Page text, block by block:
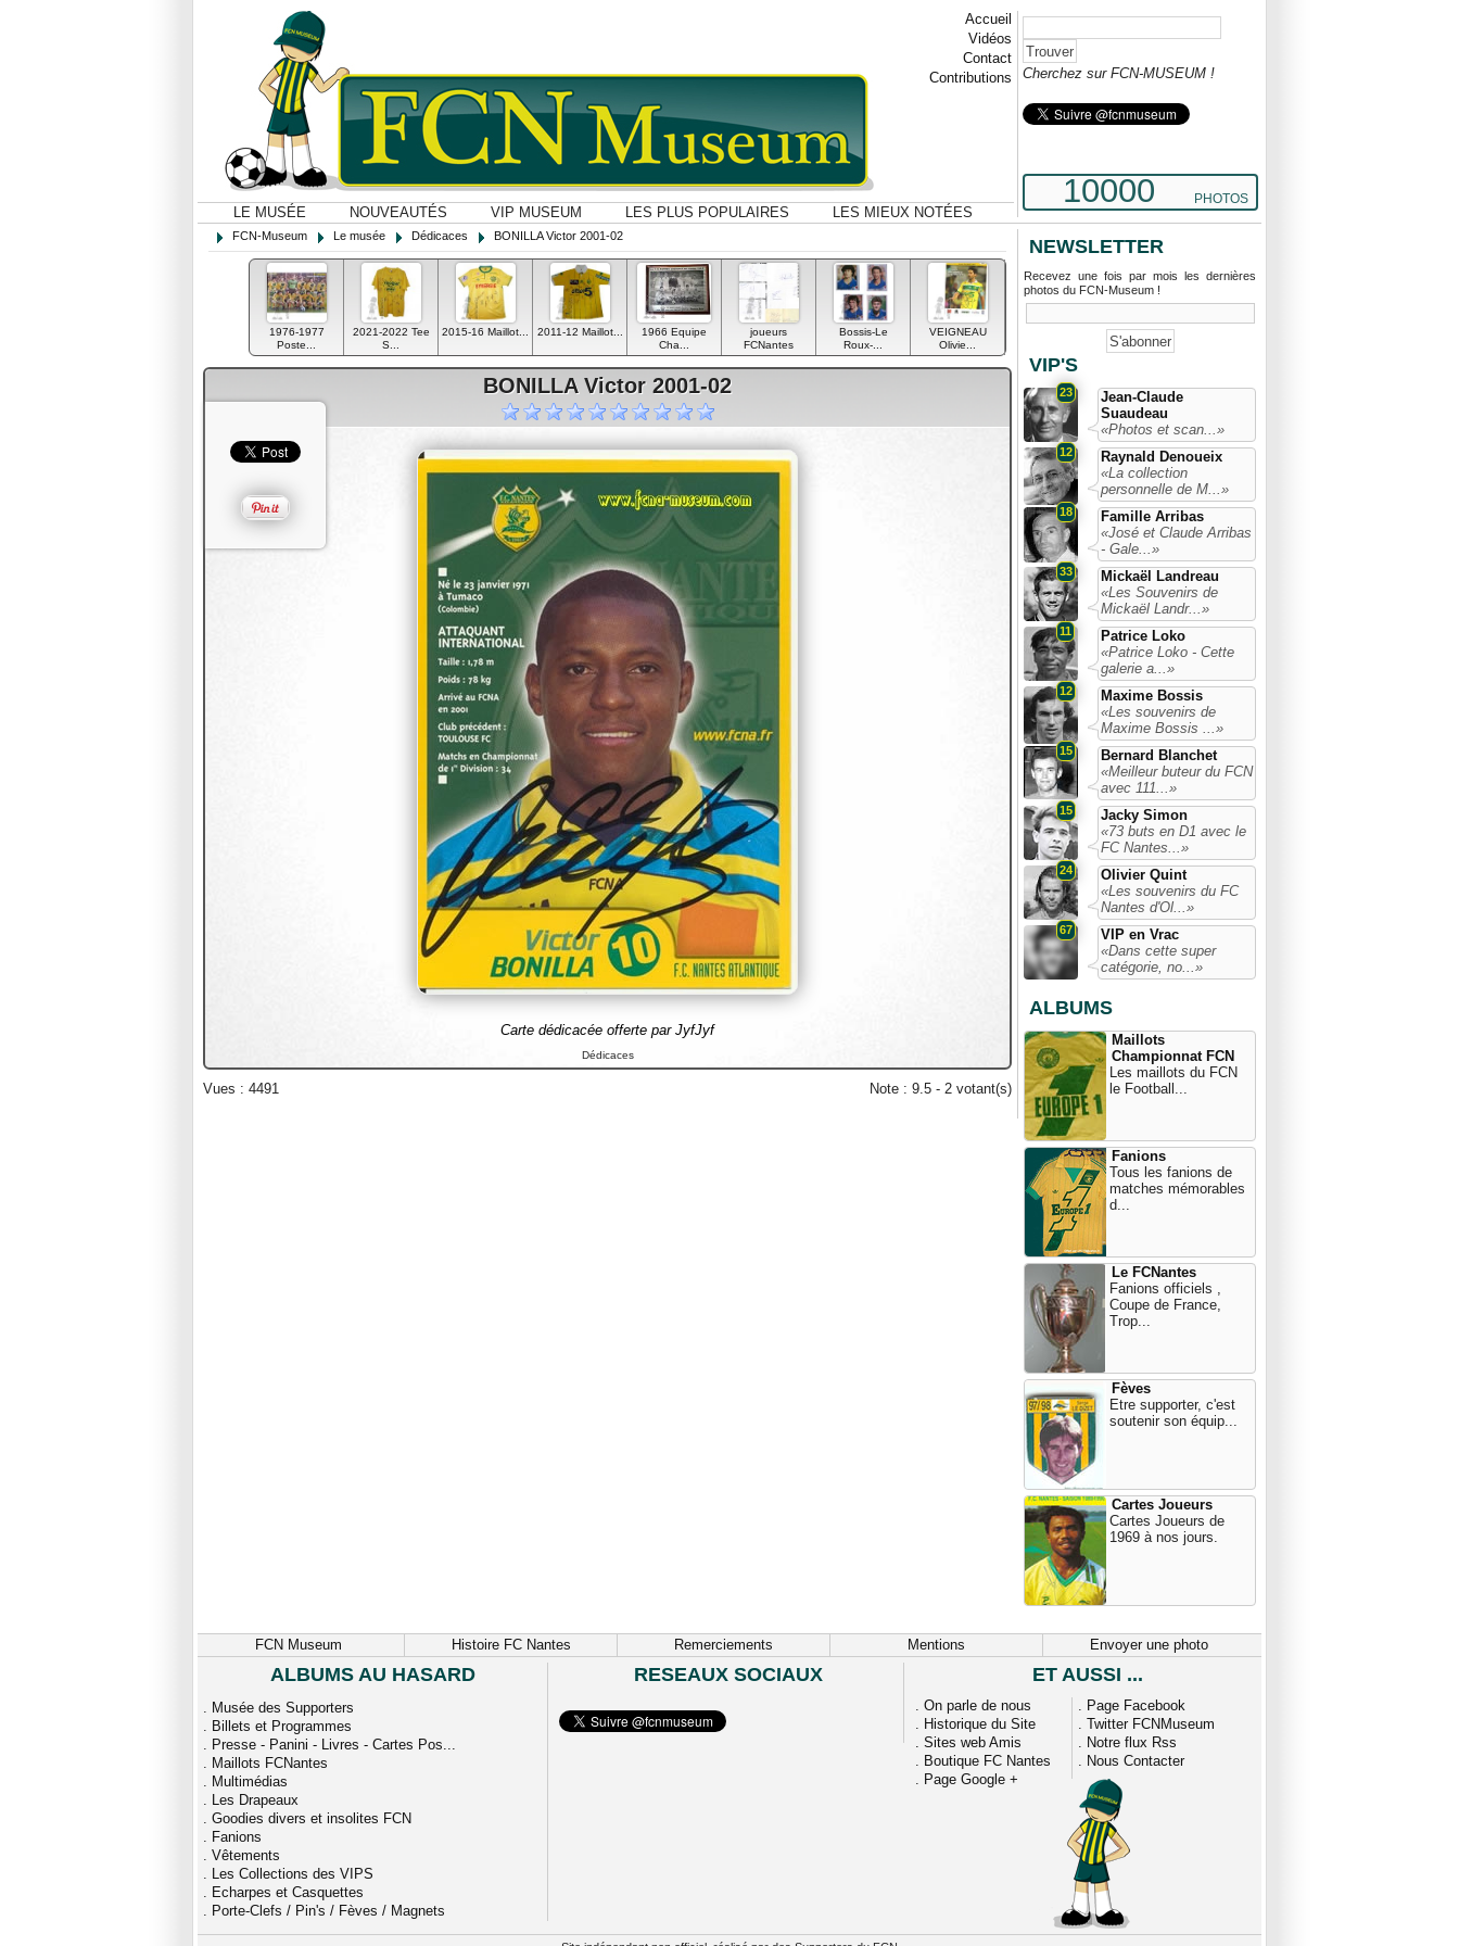
Accueil
Vidéos
Contact
Contributions
LE MUSÉE NOUVEAUTÉS VIP MUSEUM LES PLUS POPULAIRES LES MIEUX NOTÉES
Cherchez sur FCN-MUSEUM !
10000 PHOTOS
FCN-Museum Le musée Dédicaces BONILLA Victor 2001-02
1976-1977
Poste...
2021-2022 Tee
S...
2015-16 Maillot... 2011-12 Maillot...
1966 Equipe
Cha...
joueurs
FCNantes
Bossis-Le
Roux-...
VEIGNEAU
Olivie...
BONILLA Victor 2001-02
Carte dédicacée offerte par JyfJyf
Dédicaces
Vues : 4491 Note : 9.5 - 2 votant(s)
NEWSLETTER
Recevez une fois par mois les dernières
photos du FCN-Museum !
VIP'S
23
Jean-Claude
Suaudeau
«Photos et scan...»
12
Raynald Denoueix
«La collection
personnelle de M...»
18
Famille Arribas
«José et Claude Arribas
- Gale...»
33
Mickaël Landreau
«Les Souvenirs de
Mickaël Landr...»
11
Patrice Loko
«Patrice Loko - Cette
galerie a...»
12
Maxime Bossis
«Les souvenirs de
Maxime Bossis ...»
15
Bernard Blanchet
«Meilleur buteur du FCN
avec 111...»
15
Jacky Simon
«73 buts en D1 avec le
FC Nantes...»
24
Olivier Quint
«Les souvenirs du FC
Nantes d'Ol...»
67
VIP en Vrac
«Dans cette super
catégorie, no...»
ALBUMS
Maillots
Championnat FCN
Les maillots du FCN
le Football...
Fanions
Tous les fanions de
matches mémorables
d...
Le FCNantes
Fanions officiels ,
Coupe de France,
Trop...
Fèves
Etre supporter, c'est
soutenir son équip...
Cartes Joueurs
Cartes Joueurs de
1969 à nos jours.
FCN Museum Histoire FC Nantes Remerciements Mentions Envoyer une photo
ALBUMS AU HASARD
. Musée des Supporters
. Billets et Programmes
. Presse - Panini - Livres - Cartes Pos...
. Maillots FCNantes
. Multimédias
. Les Drapeaux
. Goodies divers et insolites FCN
. Fanions
. Vêtements
. Les Collections des VIPS
. Echarpes et Casquettes
. Porte-Clefs / Pin's / Fèves / Magnets
RESEAUX SOCIAUX ET AUSSI ...
. On parle de nous
. Historique du Site
. Sites web Amis
. Boutique FC Nantes
. Page Google +
. Page Facebook
. Twitter FCNMuseum
. Notre flux Rss
. Nous Contacter